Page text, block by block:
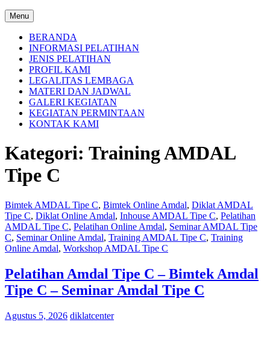
Menu
BERANDA
INFORMASI PELATIHAN
JENIS PELATIHAN
PROFIL KAMI
LEGALITAS LEMBAGA
MATERI DAN JADWAL
GALERI KEGIATAN
KEGIATAN PERMINTAAN
KONTAK KAMI
Kategori: Training AMDAL
Tipe C
Bimtek AMDAL Tipe C, Bimtek Online Amdal, Diklat AMDAL
Tipe C, Diklat Online Amdal, Inhouse AMDAL Tipe C, Pelatihan
AMDAL Tipe C, Pelatihan Online Amdal, Seminar AMDAL Tipe
C, Seminar Online Amdal, Training AMDAL Tipe C, Training
Online Amdal, Workshop AMDAL Tipe C
Pelatihan Amdal Tipe C – Bimtek Amdal
Tipe C – Seminar Amdal Tipe C
Agustus 5, 2026 diklatcenter